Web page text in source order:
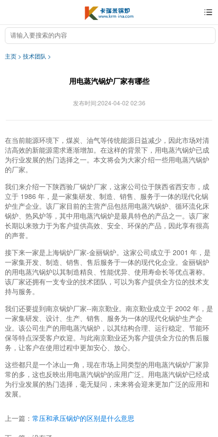
主页 > 技术团队 >
用电蒸汽锅炉厂家有哪些
发布时间:2024-04-02 02:36
在当前能源环境下，煤炭、油气等传统能源日益减少，因此市场对清
洁高效的新能源需求逐渐增加。在这样的背景下，用电蒸汽锅炉已成
为行业发展的热门选择之一。本文将会为大家介绍一些用电蒸汽锅炉
的厂家。
我们来介绍一下陕西验厂锅炉厂家，这家公司位于陕西省西安市，成
立于 1986 年，是一家集研发、制造、销售、服务于一体的现代化锅
炉生产企业。该厂家目前的主营产品包括用电蒸汽锅炉、循环流化床
锅炉、热风炉等，其中用电蒸汽锅炉是最具特色的产品之一。该厂家
长期以来致力于为客户提供高效、安全、环保的产品，因此享有很高
的声誉。
接下来一家是上海锅炉厂家-金丽锅炉。这家公司成立于 2001 年，是
一家集开发、制造、销售、售后服务于一体的现代化企业。金丽锅炉
的用电蒸汽锅炉以其制造精良、性能优异、使用寿命长等优点著称。
该厂家还拥有一支专业的技术团队，可以为客户提供全方位的技术支
持与服务。
我们还要提到南京锅炉厂家--南京勤业。南京勤业成立于 2002 年，是
一家集研发、设计、生产、销售、服务为一体的现代化锅炉生产企
业。该公司生产的用电蒸汽锅炉，以其结构合理、运行稳定、节能环
保等特点深受客户欢迎。与此南京勤业还为客户提供全方位的售后服
务，让客户在使用过程中更加安心、放心。
这些都只是一个冰山一角，现在市场上同类型的用电蒸汽锅炉厂家异
常的多，这也反映出用电蒸汽锅炉的应用广泛。用电蒸汽锅炉已经成
为行业发展的热门选择，毫无疑问，未来将会迎来更加广泛的应用和
发展。
上一篇： 常压和承压锅炉的区别是什么意思